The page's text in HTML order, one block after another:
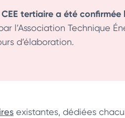
tertiaire a été
l’Association Technique
d’élaboration.
existantes, dédiées